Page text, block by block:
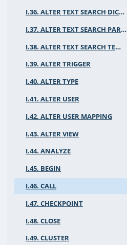
I.36. ALTER TEXT SEARCH DICTIONARY
I.37. ALTER TEXT SEARCH PARSER
I.38. ALTER TEXT SEARCH TEMPLATE
I.39. ALTER TRIGGER
I.40. ALTER TYPE
I.41. ALTER USER
I.42. ALTER USER MAPPING
I.43. ALTER VIEW
I.44. ANALYZE
I.45. BEGIN
I.46. CALL
I.47. CHECKPOINT
I.48. CLOSE
I.49. CLUSTER